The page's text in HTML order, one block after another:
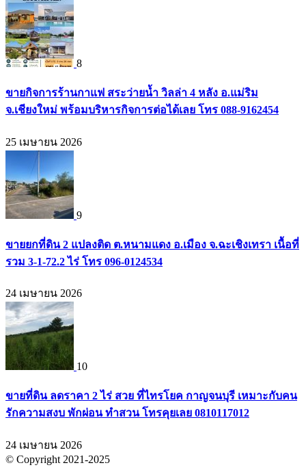
8
ขายกิจการร้านกาแฟ สระว่ายน้ำ วิลล่า 4 หลัง อ.แม่ริม
จ.เชียงใหม่ พร้อมบริหารกิจการต่อได้เลย โทร 088-9162454
25 เมษายน 2026
9
ขายยกที่ดิน 2 แปลงติด ต.หนามแดง อ.เมือง จ.ฉะเชิงเทรา เนื้อที่
รวม 3-1-72.2 ไร่ โทร 096-0124534
24 เมษายน 2026
10
ขายที่ดิน ลดราคา 2 ไร่ สวย ที่ไทรโยค กาญจนบุรี เหมาะกับคน
รักความสงบ พักผ่อน ทำสวน โทรคุยเลย 0810117012
24 เมษายน 2026
© Copyright 2021-2025